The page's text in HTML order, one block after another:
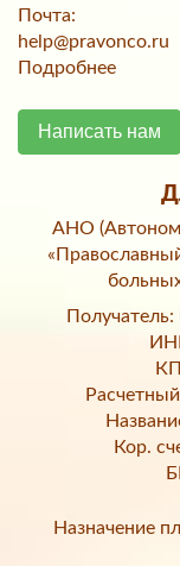
Почта:
help@pravonco.ru
Подробнее
Написать нам
АНО
Получатель:
Кор.
Назначение